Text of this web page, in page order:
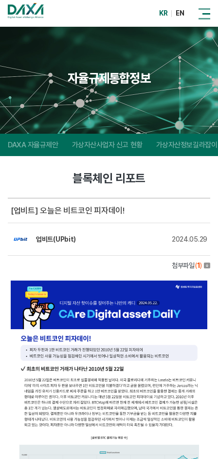
KR EN
자율규제통합정보
DAXA 자율규제안 가상자산사업자 신고 현황 가상자산정보길라잡이
블록체인 리포트
[업비트] 오늘은 비트코인 피자데이!
업비트(UPbit) 2024.05.29
첨부파일(1)